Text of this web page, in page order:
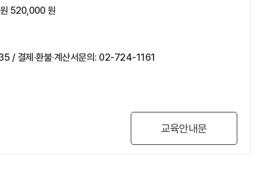
원 520,000 원
/ 결제∙환불∙계산서문의: 02-724-1161
교육안내문